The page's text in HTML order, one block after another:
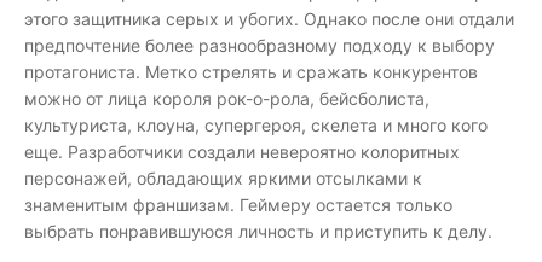
этого защитника серых и убогих. Однако после они отдали
предпочтение более разнообразному подходу к выбору
протагониста. Метко стрелять и сражать конкурентов
можно от лица короля рок-о-рола, бейсболиста,
культуриста, клоуна, супергероя, скелета и много кого
еще. Разработчики создали невероятно колоритных
персонажей, обладающих яркими отсылками к
знаменитым франшизам. Геймеру остается только
выбрать понравившуюся личность и приступить к делу.